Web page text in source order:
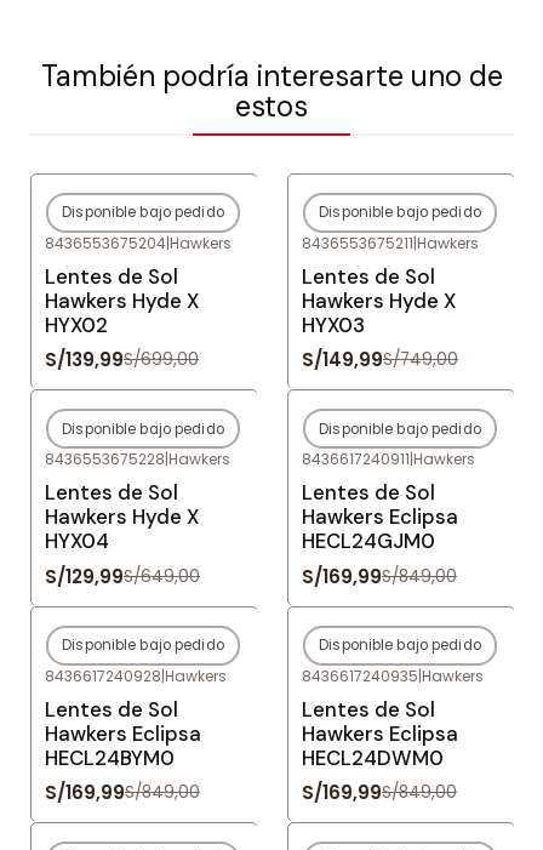
También podría interesarte uno de
estos
-80%OFF
Agotado
Disponible bajo pedido
8436553675204|Hawkers
Lentes de Sol
Hawkers Hyde X
HYX02
S/139,99S/699,00
-80%OFF
Agotado
Disponible bajo pedido
8436553675211|Hawkers
Lentes de Sol
Hawkers Hyde X
HYX03
S/149,99S/749,00
-80%OFF
Agotado
Disponible bajo pedido
8436553675228|Hawkers
Lentes de Sol
Hawkers Hyde X
HYX04
S/129,99S/649,00
-80%OFF
Agotado
Disponible bajo pedido
8436617240911|Hawkers
Lentes de Sol
Hawkers Eclipsa
HECL24GJM0
S/169,99S/849,00
-80%OFF
Agotado
Disponible bajo pedido
8436617240928|Hawkers
Lentes de Sol
Hawkers Eclipsa
HECL24BYM0
S/169,99S/849,00
-80%OFF
Agotado
Disponible bajo pedido
8436617240935|Hawkers
Lentes de Sol
Hawkers Eclipsa
HECL24DWM0
S/169,99S/849,00